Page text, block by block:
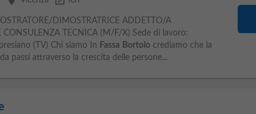
DIMOSTRATRICE ADDETTO/A
CONSULENZA TECNICA (M/F/X) Sede di lavoro:
(TV) Chi siamo In Fassa Bortolocrediamo che la
passi attraverso la crescita delle persone...